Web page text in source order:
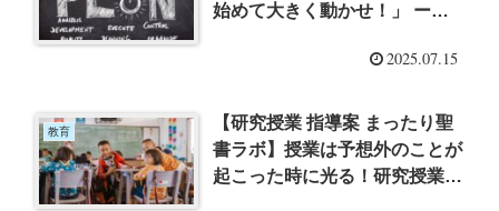
始めて大きく動かせ！」 ー
成し遂げたヤツらはなにをした
ダン・ガードナー/櫻井祐子訳)
を読んで 誰もやらないビジネ
スの作り方「＃21 ニッチな新
2025.07.15
教育
【研究授業 指導案 まったり聖
書ラボ】授業は予想外のことが
起こった時に光る！研究授業の